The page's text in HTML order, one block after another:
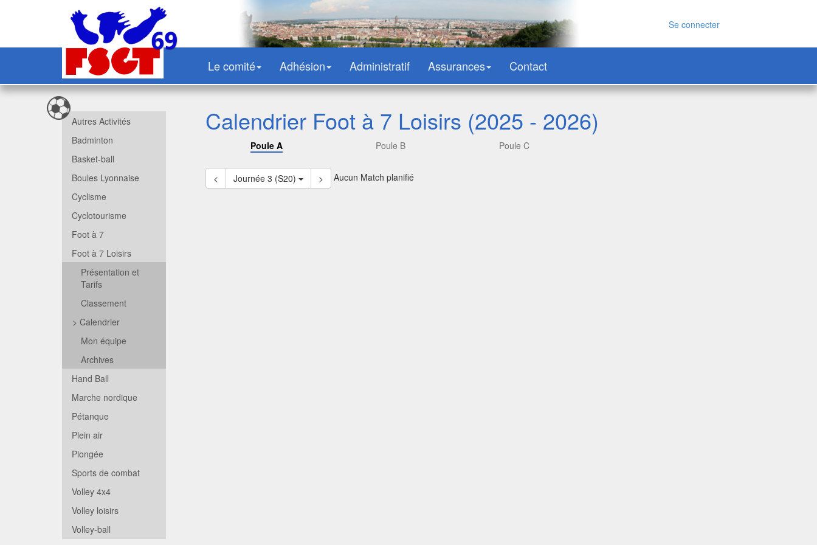
Se connecter
Le comité Adhésion Administratif Assurances Contact
Autres Activités
Badminton
Basket-ball
Boules Lyonnaise
Cyclisme
Cyclotourisme
Foot à 7
Foot à 7 Loisirs
Présentation et
Tarifs
Classement
> Calendrier
Mon équipe
Archives
Hand Ball
Marche nordique
Pétanque
Plein air
Plongée
Sports de combat
Volley 4x4
Volley loisirs
Volley-ball
Calendrier Foot à 7 Loisirs (2025 - 2026)
Poule A Poule B Poule C
< Journée 3 (S20) > Aucun Match planifié